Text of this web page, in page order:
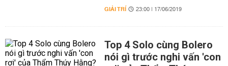
GIẢI TRÍ 23:00 | 17/06/2019
Top 4 Solo cùng Bolero
nói gì trước nghi vấn 'con